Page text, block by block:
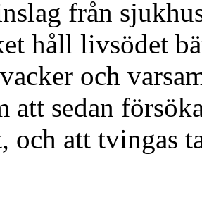
från
håll livsödet
och
att sedan
och att tvingas